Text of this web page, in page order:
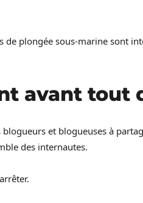
de plongée sous-marine sont
avant tout
blogueurs et blogueuses à
des internautes.